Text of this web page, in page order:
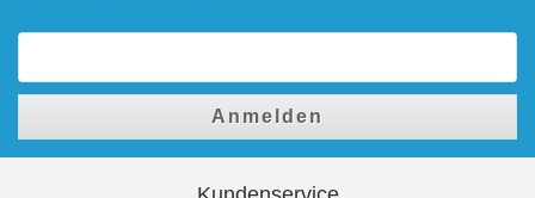
Anmelden